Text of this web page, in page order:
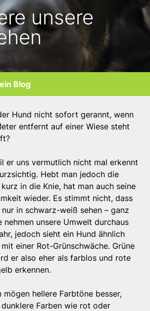
unsere
Blog
Hund nicht sofort gerannt, wenn
entfernt auf einer Wiese steht
er uns vermutlich nicht mal erkennt
Hebt man jedoch die
in die Knie, hat man auch seine
wieder. Es stimmt nicht, dass
in schwarz-weiß sehen – ganz
nehmen unsere Umwelt durchaus
jedoch sieht ein Hund ähnlich
einer Rot-Grünschwäche. Grüne
er also eher als farblos und rote
erkennen.
mögen hellere Farbtöne besser,
Farben wie rot oder